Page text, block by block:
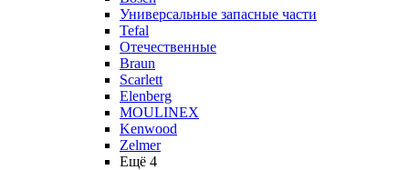
Универсальные запасные части
Tefal
Отечественные
Braun
Scarlett
Elenberg
MOULINEX
Kenwood
Zelmer
Ещё 4